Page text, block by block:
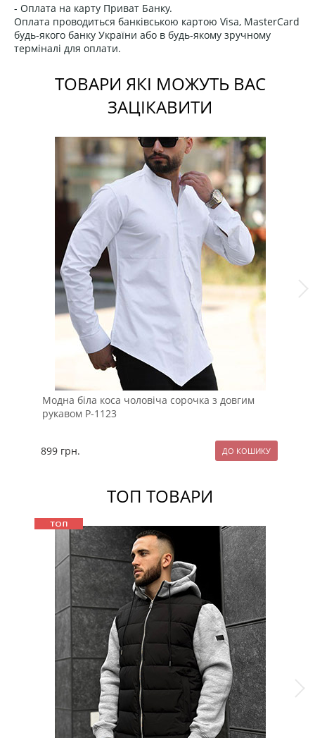
- Оплата на карту Приват Банку.
Оплата проводиться банківською картою Visa, MasterCard
будь-якого банку України або в будь-якому зручному
терміналі для оплати.
ТОВАРИ ЯКІ МОЖУТЬ ВАС
ЗАЦІКАВИТИ
Модна біла коса чоловіча сорочка з довгим
рукавом Р-1123
899 грн.
ТОП ТОВАРИ